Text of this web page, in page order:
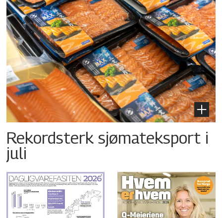
Rekordsterk sjømateksport i
juli